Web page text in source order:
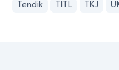
Tendik TITL TKJ